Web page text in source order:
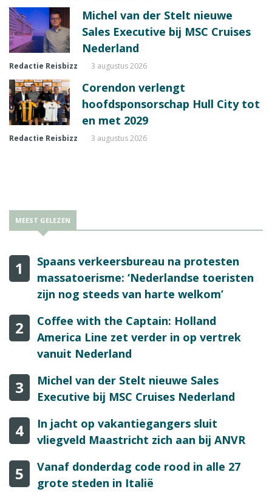
Michel van der Stelt nieuwe
Sales Executive bij MSC Cruises
Nederland
Redactie Reisbizz 3 augustus 2026
Corendon verlengt
hoofdsponsorschap Hull City tot
en met 2029
Redactie Reisbizz 3 augustus 2026
MEEST GELEZEN
1
Spaans verkeersbureau na protesten
massatoerisme: ‘Nederlandse toeristen
zijn nog steeds van harte welkom’
2
Coffee with the Captain: Holland
America Line zet verder in op vertrek
vanuit Nederland
3
Michel van der Stelt nieuwe Sales
Executive bij MSC Cruises Nederland
4
In jacht op vakantiegangers sluit
vliegveld Maastricht zich aan bij ANVR
5
Vanaf donderdag code rood in alle 27
grote steden in Italië